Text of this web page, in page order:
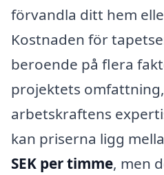
förvandla ditt hem
Kostnaden för
beroende på flera
projektets
arbetskraftens
kan priserna ligg
SEK per timme, men